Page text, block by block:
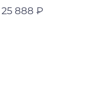
25 888 ₽